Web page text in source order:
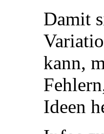
Damit
kann,
Ideen